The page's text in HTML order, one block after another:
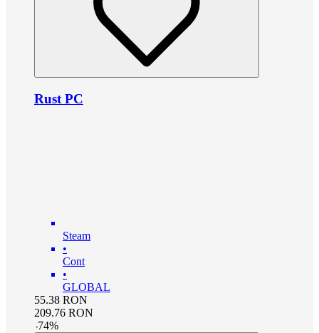
Rust PC
Steam
•
Cont
•
GLOBAL
55.38 RON
209.76 RON
-74%